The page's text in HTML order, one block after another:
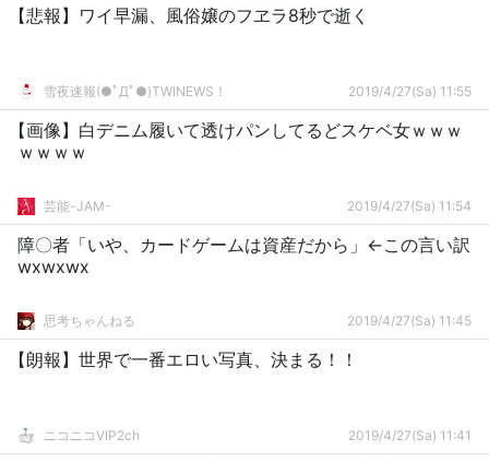
【悲報】ワイ早漏、風俗嬢のフヱラ8秒で逝く
雪夜速報(●ﾟДﾟ●)TWINEWS！ 2019/4/27(Sa) 11:55
【画像】白デニム履いて透けパンしてるどスケベ女ｗｗｗ
ｗｗｗｗ
芸能-JAM- 2019/4/27(Sa) 11:54
障〇者「いや、カードゲームは資産だから」←この言い訳
wxwxwx
思考ちゃんねる 2019/4/27(Sa) 11:45
【朗報】世界で一番エロい写真、決まる！！
ニコニコVIP2ch 2019/4/27(Sa) 11:41